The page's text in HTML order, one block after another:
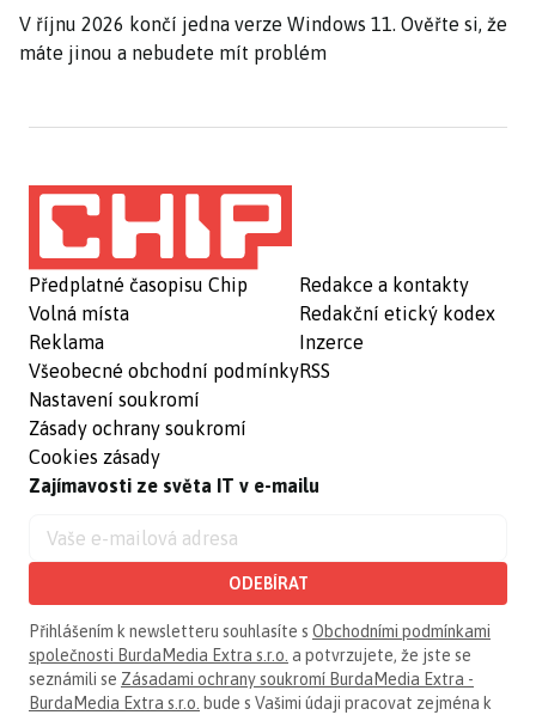
V říjnu 2026 končí jedna verze Windows 11. Ověřte si, že
máte jinou a nebudete mít problém
Předplatné časopisu Chip
Volná místa
Reklama
Všeobecné obchodní podmínky
Nastavení soukromí
Zásady ochrany soukromí
Cookies zásady
Redakce a kontakty
Redakční etický kodex
Inzerce
RSS
Zajímavosti ze světa IT v e-mailu
ODEBÍRAT
Přihlášením k newsletteru souhlasíte s Obchodními podmínkami
společnosti BurdaMedia Extra s.r.o. a potvrzujete, že jste se
seznámili se Zásadami ochrany soukromí BurdaMedia Extra -
BurdaMedia Extra s.r.o. bude s Vašimi údaji pracovat zejména k